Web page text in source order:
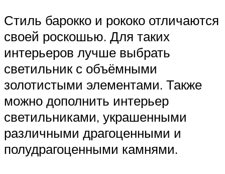
Стиль барокко и рококо отличаются
своей роскошью. Для таких
интерьеров лучше выбрать
светильник с объёмными
золотистыми элементами. Также
можно дополнить интерьер
светильниками, украшенными
различными драгоценными и
полудрагоценными камнями.